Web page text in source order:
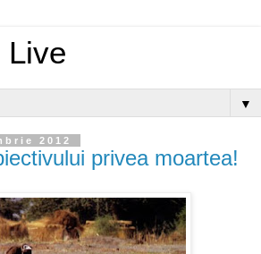
Live
▼
2012
privea moartea!